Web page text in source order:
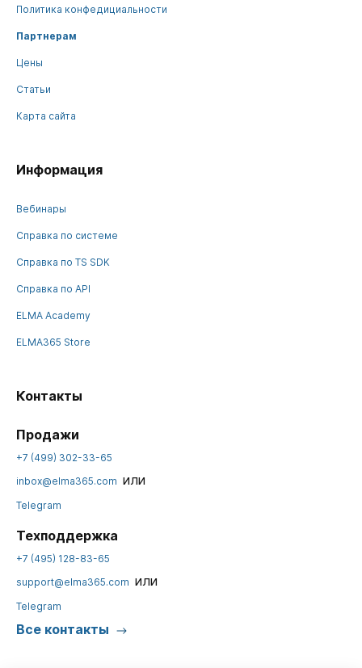
Политика конфедициальности
Партнерам
Цены
Статьи
Карта сайта
Информация
Вебинары
Справка по системе
Справка по TS SDK
Справка по API
ELMA Academy
ELMA365 Store
Контакты
Продажи
+7 (499) 302-33-65
inbox@elma365.com или
Telegram
Техподдержка
+7 (495) 128-83-65
support@elma365.com или
Telegram
Все контакты